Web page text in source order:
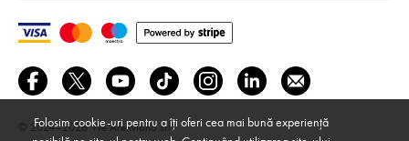
© 2024–2026 We Are Mono srl
Folosim cookie-uri pentru a îți oferi cea mai bună experiență